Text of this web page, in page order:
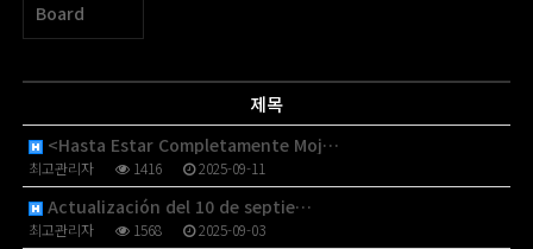
Board
제목
<Hasta Estar Completamente Moj…
최고관리자 1416 2025-09-11
Actualización del 10 de septie…
최고관리자 1568 2025-09-03